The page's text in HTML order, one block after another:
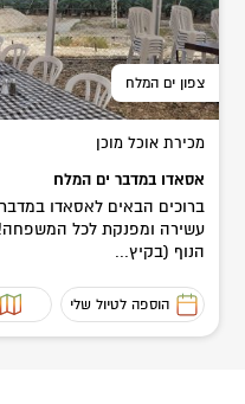
צפון ים המלח
מכירת אוכל מוכן
אסאדו במדבר ים המלח
ברוכים הבאים לאסאדו
עשירה ומפנקת לכל המשפחה!
הנוף (בקיץ...
הוספה לטיול שלי